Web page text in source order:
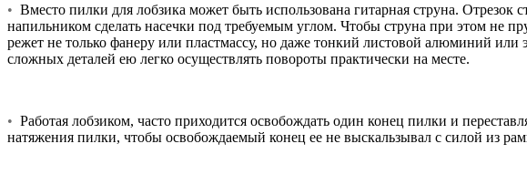
• Вместо пилки для лобзика может быть использована гитарная струна.
напильником сделать насечки под требуемым углом. Чтобы струна при этом не
режет не только фанеру или пластмассу, но даже тонкий листовой алюминий
сложных деталей ею легко осуществлять повороты практически на месте.
• Работая лобзиком, часто приходится освобождать один конец пилки и
натяжения пилки, чтобы освобождаемый конец ее не выскальзывал с силой из